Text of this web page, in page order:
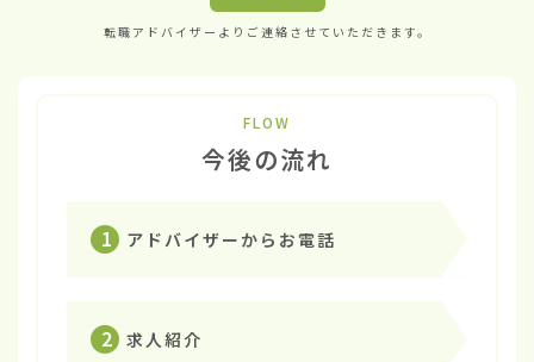
転職アドバイザーよりご連絡させていただきます。
FLOW
今後の流れ
1 アドバイザーからお電話
2 求人紹介